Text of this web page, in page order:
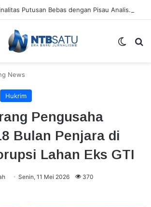
Membedah Finalitas Putusan Bebas dengan Pisau Analisis Wetgevingstheorie
News
Hukrim
Pengusaha
Bulan Penjara di
Lahan Eks GTI
Senin, 11 Mei 2026 370